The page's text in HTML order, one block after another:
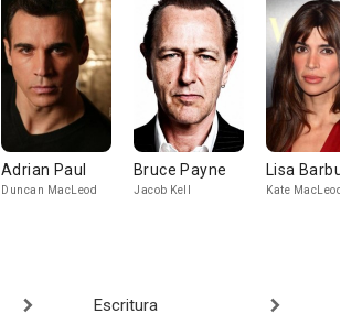
Adrian Paul
Duncan MacLeod
Bruce Payne
Jacob Kell
Lisa
Kate
Escritura